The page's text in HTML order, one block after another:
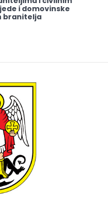
i domovinske
branitelja